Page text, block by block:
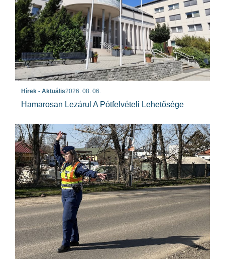
Hírek - Aktuális2026. 08. 06.
Hamarosan Lezárul A Pótfelvételi Lehetősége